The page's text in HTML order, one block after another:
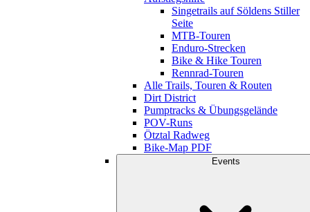
Singetrails auf Söldens Stiller
Seite
MTB-Touren
Enduro-Strecken
Bike & Hike Touren
Rennrad-Touren
Alle Trails, Touren & Routen
Dirt District
Pumptracks & Übungsgelände
POV-Runs
Ötztal Radweg
Bike-Map PDF
Events